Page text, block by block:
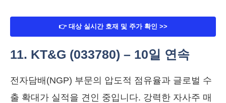
👉 대상 실시간 호재 및 주가 확인 >>
11. KT&G (033780) – 10일 연속
전자담배(NGP) 부문의 압도적 점유율과 글로벌 수
출 확대가 실적을 견인 중입니다. 강력한 자사주 매